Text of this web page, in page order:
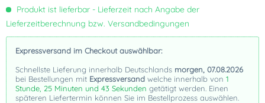
Produkt ist lieferbar - Lieferzeit nach Angabe der
Lieferzeitberechnung bzw. Versandbedingungen
Expressversand im Checkout auswählbar:
Schnellste Lieferung innerhalb Deutschlands morgen, 07.08.2026
bei Bestellungen mit Expressversand welche innerhalb von 1
Stunde, 25 Minuten und 43 Sekunden getätigt werden. Einen
späteren Liefertermin können Sie im Bestellprozess auswählen.